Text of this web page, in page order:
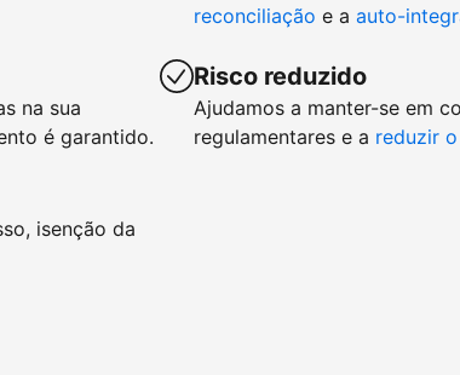
na sua
é garantido.
isenção da
reconciliação e a auto-
Risco reduzido
Ajudamos a manter-se em
regulamentares e a reduzir